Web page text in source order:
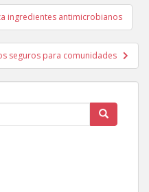
ingredientes antimicrobianos
seguros para comunidades